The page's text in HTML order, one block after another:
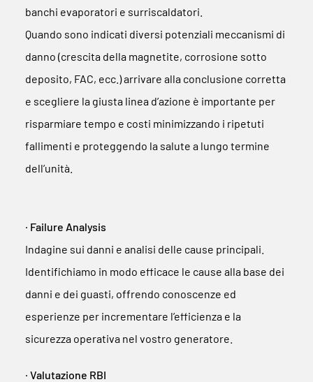
banchi evaporatori e surriscaldatori.
Quando sono indicati diversi potenziali meccanismi di
danno (crescita della magnetite, corrosione sotto
deposito, FAC, ecc.) arrivare alla conclusione corretta
e scegliere la giusta linea d’azione è importante per
risparmiare tempo e costi minimizzando i ripetuti
fallimenti e proteggendo la salute a lungo termine
dell’unità.
∙ Failure Analysis
Indagine sui danni e analisi delle cause principali.
Identifichiamo in modo efficace le cause alla base dei
danni e dei guasti, offrendo conoscenze ed
esperienze per incrementare l’efficienza e la
sicurezza operativa nel vostro generatore.
∙ Valutazione RBI